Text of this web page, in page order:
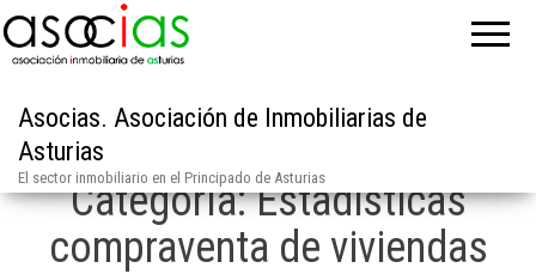
Asocias. Asociación de Inmobiliarias de
Asturias
El sector inmobiliario en el Principado de Asturias
Categoría:Estadisticas
compraventa de viviendas